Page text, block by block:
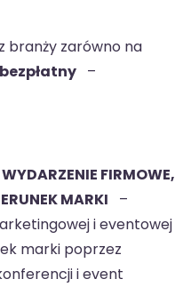
branży zarówno na
–
FIRMOWE,
MARKI –
i eventowej
marki poprzez
i event